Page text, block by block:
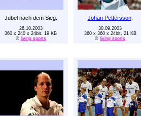
Jubel nach dem Sieg. Johan Pettersson.
26.10.2003
360 x 240 x 24bit, 19 KB
© living sports
30.09.2003
360 x 360 x 24bit, 21 KB
© living sports